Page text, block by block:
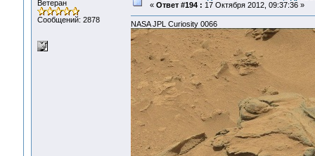
Ветеран
Сообщений: 2878
« Ответ #194 : 17 Октября 2012, 09:37:36 »
NASA JPL Curiosity 0066